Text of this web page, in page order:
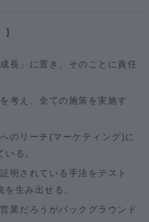
長」に置き、そのことに責任
考え、全ての施策を実施す
のリーチ(マーケティング)に
る。
明されている手法をテスト
生み出せる。
業だろうがバックグラウンド